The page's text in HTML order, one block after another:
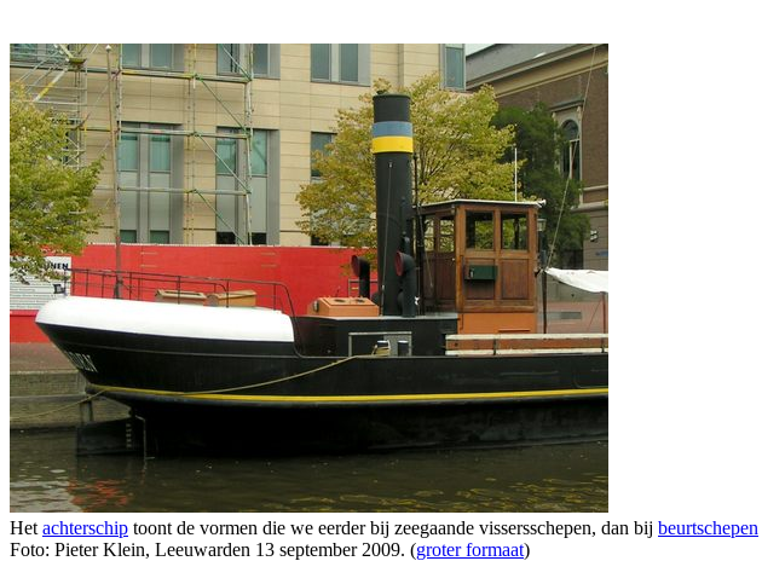
Het achterschip toont de vormen die we eerder bij zeegaande vissersschepen, dan bij beurtschepen
Foto: Pieter Klein, Leeuwarden 13 september 2009. (groter formaat)